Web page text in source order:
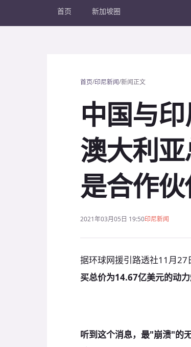
首页 新加坡圈
首页/印尼新闻/新闻正文
中国与印
澳大利
是合作
2021年03月05日 19:50印尼新闻
据环球网援引路透社11月27
买总价为14.67亿美元的动力
听到这个消息，最"崩溃"的